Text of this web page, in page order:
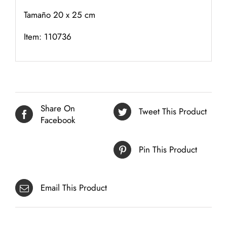
Tamaño 20 x 25 cm
Item: 110736
Share On
Facebook
Tweet This Product
Pin This Product
Email This Product